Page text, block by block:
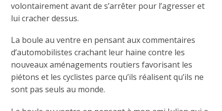
volontairement avant de s’arrêter pour l’agresser et
lui cracher dessus.
La boule au ventre en pensant aux commentaires
d’automobilistes crachant leur haine contre les
nouveaux aménagements routiers favorisant les
piétons et les cyclistes parce qu’ils réalisent qu’ils ne
sont pas seuls au monde.